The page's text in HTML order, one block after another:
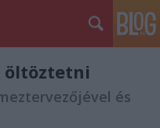
öltöztetni
és